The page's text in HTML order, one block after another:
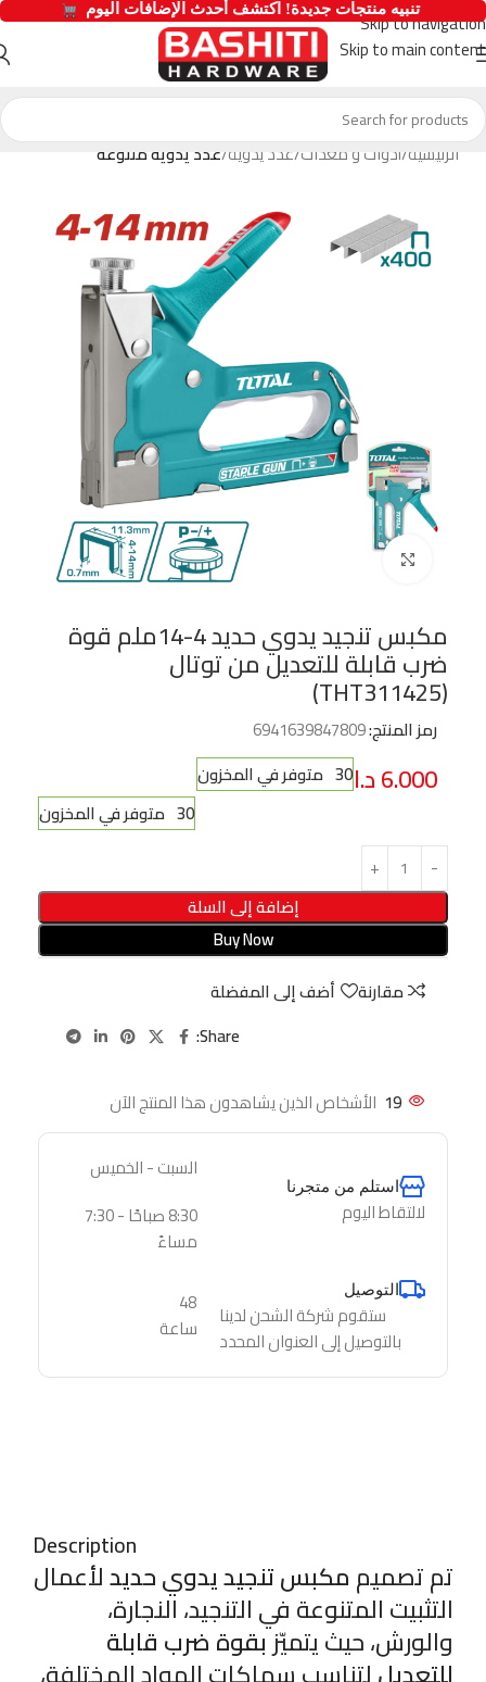
Skip to navigation
Skip to main content
الرئيسية أدوات و معدات عدد يدوية عدد يدوية متنوعة
Click to enlarge
مكبس تنجيد يدوي حديد 4-14ملم قوة
ضرب قابلة للتعديل من توتال
(THT311425)
رمز المنتج:6941639847809
6.000د.ا30 متوفر في المخزون
30 متوفر في المخزون
إضافة إلى السلة
Buy Now
مقارنة
أضف إلى المفضلة
Share:
19 الأشخاص الذين يشاهدون هذا المنتج الآن
استلم من متجرنا
لالتقاط اليوم
السبت - الخميس
8:30 صباحًا - 7:30
مساءً
التوصيل
ستقوم شركة الشحن لدينا
بالتوصيل إلى العنوان المحدد
48
ساعة
Description
تم تصميممكبس تنجيد يدوي حديدلأعمال
التثبيت المتنوعة في التنجيد، النجارة،
والورش، حيث يتميّزبقوة ضرب قابلة
  تنبيه منتجات جديدة! اكتشف أحدث الإضافات اليوم